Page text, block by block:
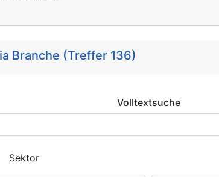
Branche (Treffer 136)
Volltextsuche
Sektor